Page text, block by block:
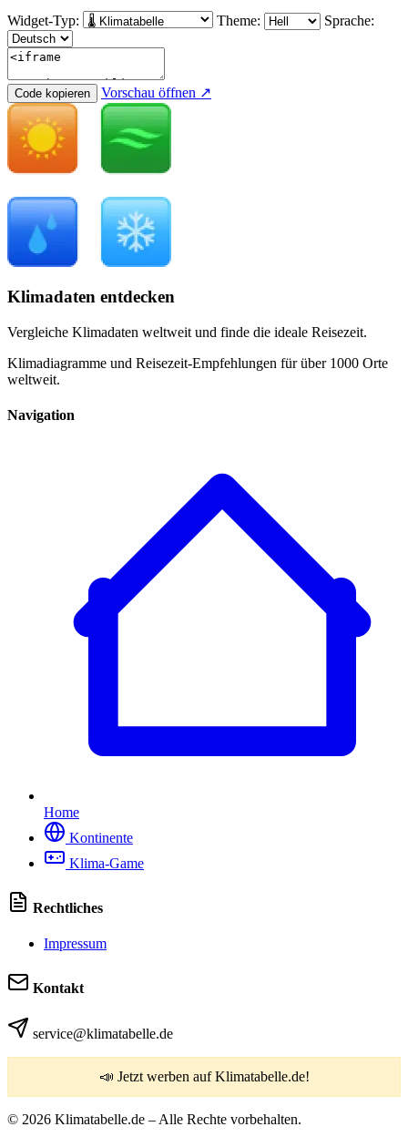
Widget-Typ: Theme: Sprache:
Code kopieren Vorschau öffnen ↗
Klimadaten entdecken
Vergleiche Klimadaten weltweit und finde die ideale Reisezeit.
Klimadiagramme und Reisezeit-Empfehlungen für über 1000 Orte
weltweit.
Navigation
Home
Kontinente
Klima-Game
Rechtliches
Impressum
Kontakt
service@klimatabelle.de
📣 Jetzt werben auf Klimatabelle.de!
© 2026 Klimatabelle.de – Alle Rechte vorbehalten.